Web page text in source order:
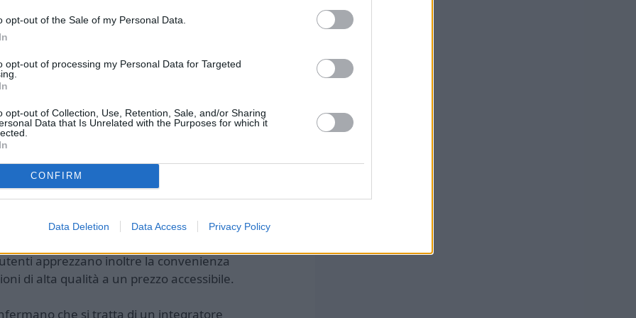
opt-out of the Sale of my Personal Data.
opt-out of processing my Personal Data for Targeted
opt-out of Collection, Use, Retention, Sale, and/or Sharing
Data that Is Unrelated with the Purposes for which it
CONFIRM
Data Deletion Data Access Privacy Policy
Prezzo, Affidabilità
positive e confermano l’efficacia e la qualità
Plus hanno riportato un aumento
sia fisiche che mentali. Molti hanno
grazie alla maggiore virilità e potenza
naturale del prodotto, che riduce al minimo il
apprezzano inoltre la convenienza
di alta qualità a un prezzo accessibile.
che si tratta di un integratore